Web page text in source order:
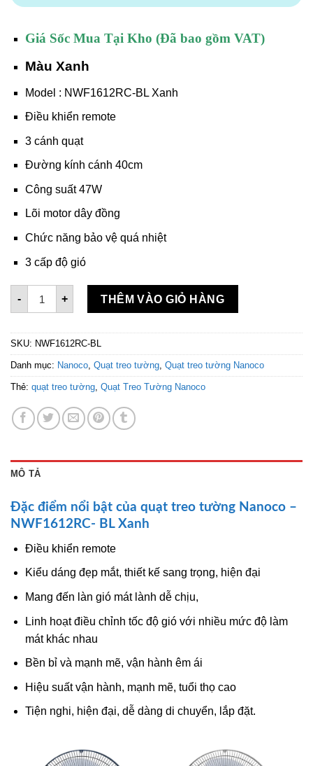
Giá Sốc Mua Tại Kho (Đã bao gồm VAT)
Màu Xanh
Model : NWF1612RC-BL Xanh
Điều khiển remote
3 cánh quạt
Đường kính cánh 40cm
Công suất 47W
Lõi motor dây đồng
Chức năng bảo vệ quá nhiệt
3 cấp độ gió
-
Quạt Treo Tường Nanoco NWF1612RC-BL Xanh số lượng
+ THÊM VÀO GIỎ HÀNG
SKU: NWF1612RC-BL
Danh mục: Nanoco, Quạt treo tường, Quạt treo tường Nanoco
Thẻ: quạt treo tường, Quạt Treo Tường Nanoco
MÔ TẢ
Đặc điểm nổi bật của quạt treo tường Nanoco –
NWF1612RC- BL Xanh
Điều khiển remote
Kiểu dáng đẹp mắt, thiết kế sang trọng, hiện đại
Mang đến làn gió mát lành dễ chịu,
Linh hoạt điều chỉnh tốc độ gió với nhiều mức độ làm
mát khác nhau
Bền bỉ và mạnh mẽ, vận hành êm ái
Hiệu suất vận hành, mạnh mẽ, tuổi thọ cao
Tiện nghi, hiện đại, dễ dàng di chuyển, lắp đặt.